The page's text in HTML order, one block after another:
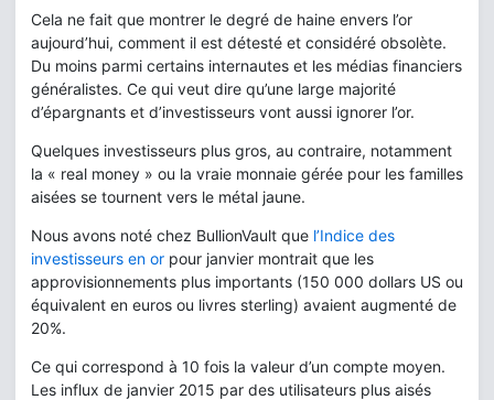
Cela ne fait que montrer le degré de haine envers l’or
aujourd’hui, comment il est détesté et considéré obsolète.
Du moins parmi certains internautes et les médias financiers
généralistes. Ce qui veut dire qu’une large majorité
d’épargnants et d’investisseurs vont aussi ignorer l’or.
Quelques investisseurs plus gros, au contraire, notamment
la « real money » ou la vraie monnaie gérée pour les familles
aisées se tournent vers le métal jaune.
Nous avons noté chez BullionVault que l’Indice des
investisseurs en or pour janvier montrait que les
approvisionnements plus importants (150 000 dollars US ou
équivalent en euros ou livres sterling) avaient augmenté de
20%.
Ce qui correspond à 10 fois la valeur d’un compte moyen.
Les influx de janvier 2015 par des utilisateurs plus aisés